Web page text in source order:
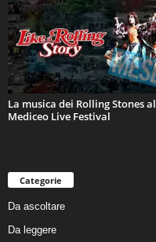
La musica dei Rolling Stones al
Mediceo Live Festival
Categorie
Da ascoltare
Da leggere